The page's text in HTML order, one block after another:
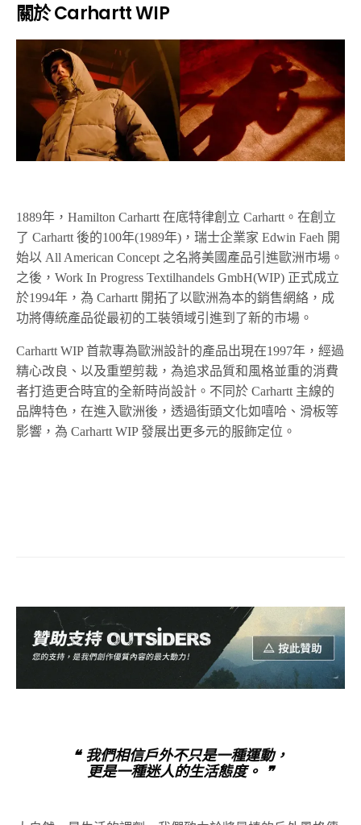
關於 Carhartt WIP
1889年，Hamilton Carhartt 在底特律創立 Carhartt。在創立
了 Carhartt 後的100年(1989年)，瑞士企業家 Edwin Faeh 開
始以 All American Concept 之名將美國產品引進歐洲市場。
之後，Work In Progress Textilhandels GmbH(WIP) 正式成立
於1994年，為 Carhartt 開拓了以歐洲為本的銷售網絡，成
功將傳統產品從最初的工裝領域引進到了新的市場。
Carhartt WIP 首款專為歐洲設計的產品出現在1997年，經過
精心改良、以及重塑剪裁，為追求品質和風格並重的消費
者打造更合時宜的全新時尚設計。不同於 Carhartt 主線的
品牌特色，在進入歐洲後，透過街頭文化如嘻哈、滑板等
影響，為 Carhartt WIP 發展出更多元的服飾定位。
❝ 我們相信戶外不只是一種運動，
更是一種迷人的生活態度。 ❞